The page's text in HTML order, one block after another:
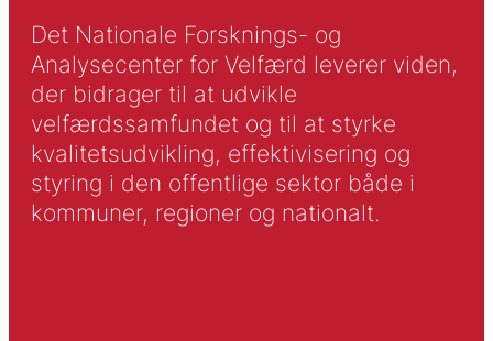
Det Nationale Forsknings- og
Analysecenter for Velfærd leverer viden,
der bidrager til at udvikle
velfærdssamfundet og til at styrke
kvalitetsudvikling, effektivisering og
styring i den offentlige sektor både i
kommuner, regioner og nationalt.